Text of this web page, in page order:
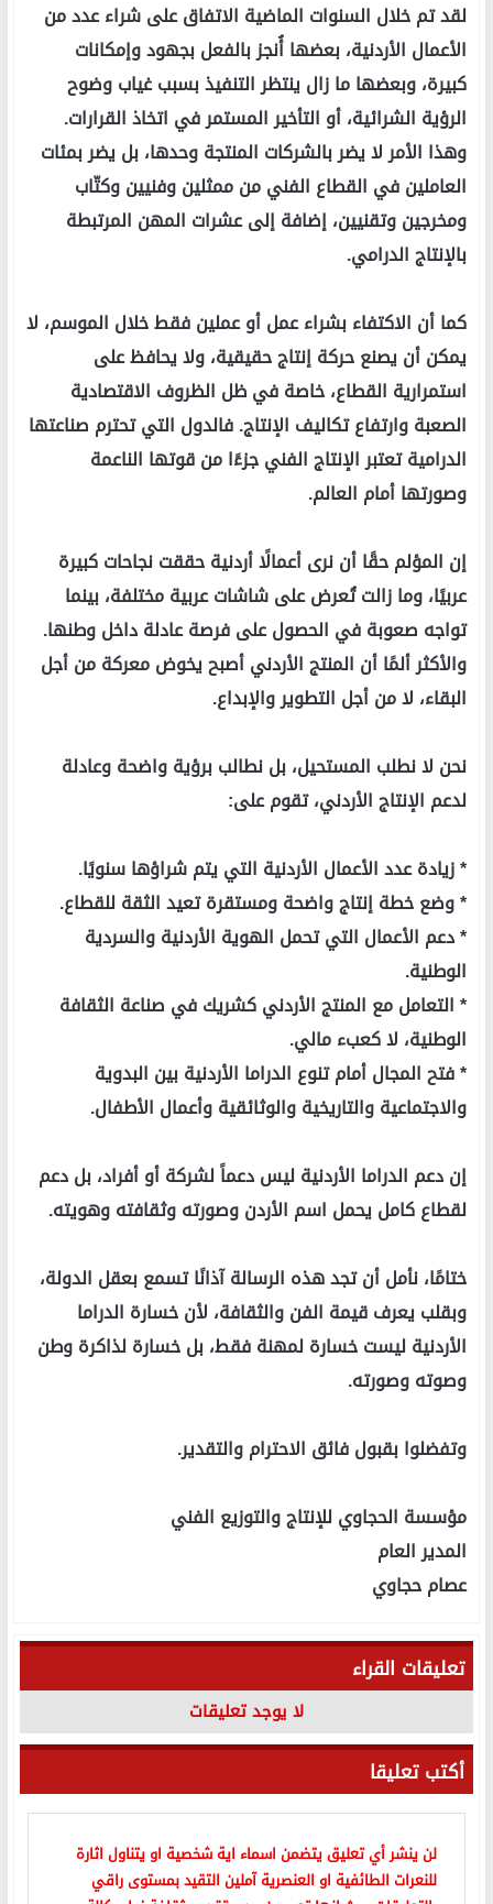
لقد تم خلال السنوات الماضية الاتفاق على شراء عدد من
الأعمال الأردنية، بعضها أُنجز بالفعل بجهود وإمكانات
كبيرة، وبعضها ما زال ينتظر التنفيذ بسبب غياب وضوح
الرؤية الشرائية، أو التأخير المستمر في اتخاذ القرارات.
وهذا الأمر لا يضر بالشركات المنتجة وحدها، بل يضر بمئات
العاملين في القطاع الفني من ممثلين وفنيين وكتّاب
ومخرجين وتقنيين، إضافة إلى عشرات المهن المرتبطة
بالإنتاج الدرامي.
كما أن الاكتفاء بشراء عمل أو عملين فقط خلال الموسم، لا
يمكن أن يصنع حركة إنتاج حقيقية، ولا يحافظ على
استمرارية القطاع، خاصة في ظل الظروف الاقتصادية
الصعبة وارتفاع تكاليف الإنتاج. فالدول التي تحترم صناعتها
الدرامية تعتبر الإنتاج الفني جزءًا من قوتها الناعمة
وصورتها أمام العالم.
إن المؤلم حقًا أن نرى أعمالًا أردنية حققت نجاحات كبيرة
عربيًا، وما زالت تُعرض على شاشات عربية مختلفة، بينما
تواجه صعوبة في الحصول على فرصة عادلة داخل وطنها.
والأكثر ألمًا أن المنتج الأردني أصبح يخوض معركة من أجل
البقاء، لا من أجل التطوير والإبداع.
نحن لا نطلب المستحيل، بل نطالب برؤية واضحة وعادلة
لدعم الإنتاج الأردني، تقوم على:
* زيادة عدد الأعمال الأردنية التي يتم شراؤها سنويًا.
* وضع خطة إنتاج واضحة ومستقرة تعيد الثقة للقطاع.
* دعم الأعمال التي تحمل الهوية الأردنية والسردية
الوطنية.
* التعامل مع المنتج الأردني كشريك في صناعة الثقافة
الوطنية، لا كعبء مالي.
* فتح المجال أمام تنوع الدراما الأردنية بين البدوية
والاجتماعية والتاريخية والوثائقية وأعمال الأطفال.
إن دعم الدراما الأردنية ليس دعماً لشركة أو أفراد، بل دعم
لقطاع كامل يحمل اسم الأردن وصورته وثقافته وهويته.
ختامًا، نأمل أن تجد هذه الرسالة آذانًا تسمع بعقل الدولة،
وبقلب يعرف قيمة الفن والثقافة، لأن خسارة الدراما
الأردنية ليست خسارة لمهنة فقط، بل خسارة لذاكرة وطن
وصوته وصورته.
وتفضلوا بقبول فائق الاحترام والتقدير.
مؤسسة الحجاوي للإنتاج والتوزيع الفني
المدير العام
عصام حجاوي
تعليقات القراء
لا يوجد تعليقات
أكتب تعليقا
لن ينشر أي تعليق يتضمن اسماء اية شخصية او يتناول اثارة
للنعرات الطائفية او العنصرية آملين التقيد بمستوى راقي